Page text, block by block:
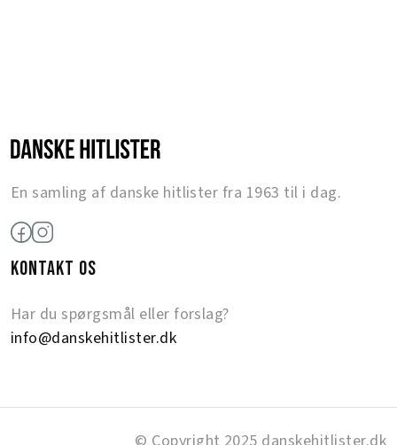
En samling af danske hitlister fra 1963 til i dag.
KONTAKT OS
Har du spørgsmål eller forslag?
info@danskehitlister.dk